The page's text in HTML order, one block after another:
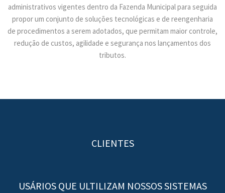
administrativos vigentes dentro da Fazenda Municipal para seguida
propor um conjunto de soluções tecnológicas e de reengenharia
de procedimentos a serem adotados, que permitam maior controle,
redução de custos, agilidade e segurança nos lançamentos dos
tributos.
CLIENTES
USÁRIOS QUE ULTILIZAM NOSSOS SISTEMAS